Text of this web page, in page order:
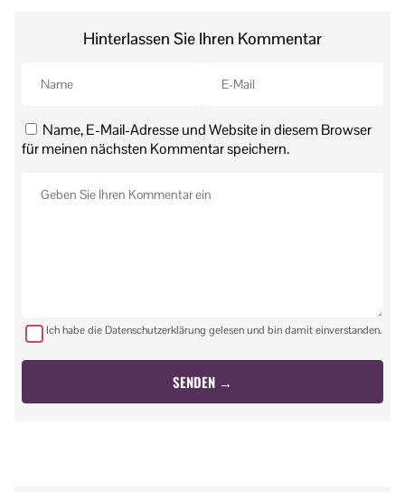
Hinterlassen Sie Ihren Kommentar
Name, E-Mail-Adresse und Website in diesem Browser
für meinen nächsten Kommentar speichern.
Ich habe die Datenschutzerklärung gelesen und bin damit einverstanden.